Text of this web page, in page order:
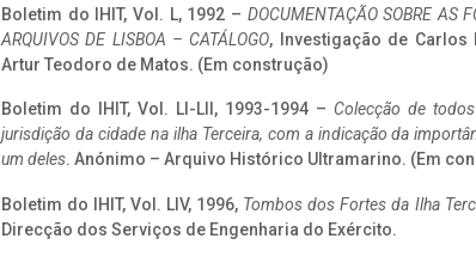
Boletim do IHIT, Vol. L, 1992 – DOCUMENTAÇÃO SOBRE AS
ARQUIVOS DE LISBOA – CATÁLOGO, Investigação de Carlos
Artur Teodoro de Matos. (Em construção)
Boletim do IHIT, Vol. LI-LII, 1993-1994 – Colecção de
jurisdição da cidade na ilha Terceira, com a indicação da
um deles. Anónimo – Arquivo Histórico Ultramarino. (Em
Boletim do IHIT, Vol. LIV, 1996, Tombos dos Fortes da Ilha
Direcção dos Serviços de Engenharia do Exército.